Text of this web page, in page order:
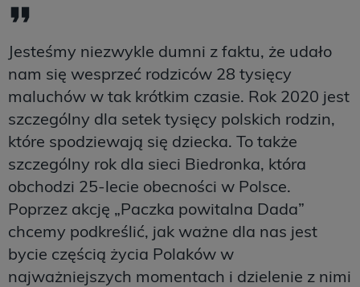
Jesteśmy niezwykle dumni z faktu, że udało
nam się wesprzeć rodziców 28 tysięcy
maluchów w tak krótkim czasie. Rok 2020 jest
szczególny dla setek tysięcy polskich rodzin,
które spodziewają się dziecka. To także
szczególny rok dla sieci Biedronka, która
obchodzi 25-lecie obecności w Polsce.
Poprzez akcję „Paczka powitalna Dada”
chcemy podkreślić, jak ważne dla nas jest
bycie częścią życia Polaków w
najważniejszych momentach i dzielenie z nimi